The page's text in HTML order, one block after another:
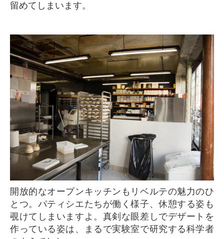
留めてしまいます。
開放的なオープンキッチンもリベルテの魅力のひ
とつ。パティシエたちが働く様子、休憩する姿も
覗けてしまいますよ。真剣な眼差しでデザートを
作っている姿は、まるで実験室で研究する科学者